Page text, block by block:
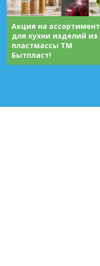
Акция на ассортимент
для кухни изделий из
пластмассы ТМ
Бытпласт!